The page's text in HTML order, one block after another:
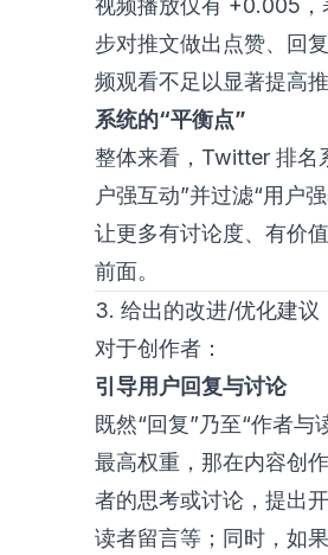
步对推文做出点赞、回
频观看不足以显著提高推
系统的“平衡点”
整体来看，Twitter 排名
户强互动”并过滤“用户
让更多有讨论度、有价
前面。
3. 给出的改进/优化建议
对于创作者：
引导用户回复与讨论
既然“回复”乃至“作者与
最高权重，那在内容创
者的思考或讨论，提出
读者留言等；同时，如